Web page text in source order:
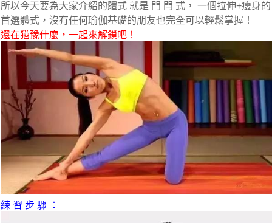
所以今天要為大家介紹的體式 就是 門 閂 式， 一個拉伸+瘦身的
首選體式，沒有任何瑜伽基礎的朋友也完全可以輕鬆掌握！
還在猶豫什麼，一起來解鎖吧！
練 習 步 驟 ：